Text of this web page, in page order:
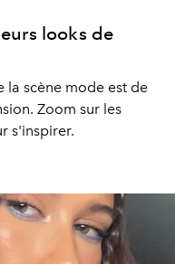
looks de
la scène mode est de
Zoom sur les
s'inspirer.